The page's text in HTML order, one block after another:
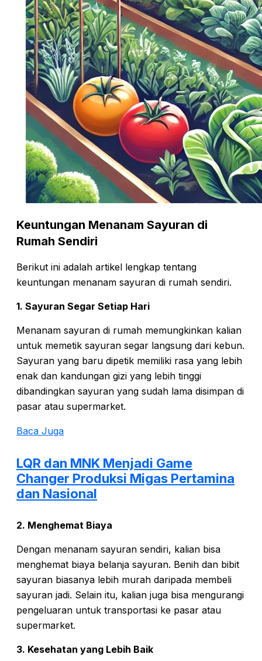
Keuntungan Menanam Sayuran di
Rumah Sendiri
Berikut ini adalah artikel lengkap tentang
keuntungan menanam sayuran di rumah sendiri.
1. Sayuran Segar Setiap Hari
Menanam sayuran di rumah memungkinkan kalian
untuk memetik sayuran segar langsung dari kebun.
Sayuran yang baru dipetik memiliki rasa yang lebih
enak dan kandungan gizi yang lebih tinggi
dibandingkan sayuran yang sudah lama disimpan di
pasar atau supermarket.
Baca Juga
LQR dan MNK Menjadi Game
Changer Produksi Migas Pertamina
dan Nasional
2. Menghemat Biaya
Dengan menanam sayuran sendiri, kalian bisa
menghemat biaya belanja sayuran. Benih dan bibit
sayuran biasanya lebih murah daripada membeli
sayuran jadi. Selain itu, kalian juga bisa mengurangi
pengeluaran untuk transportasi ke pasar atau
supermarket.
3. Kesehatan yang Lebih Baik